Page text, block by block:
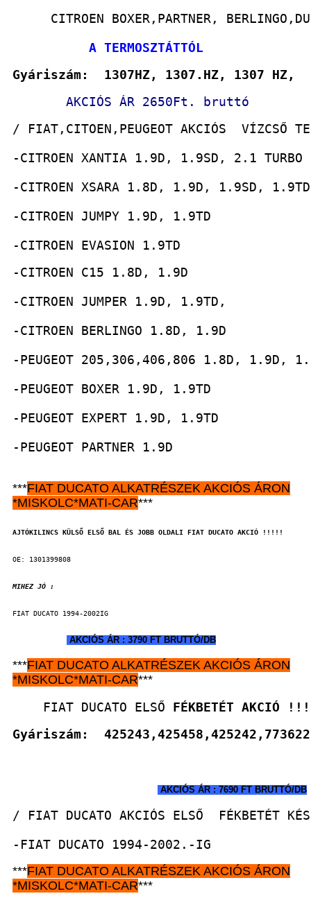
CITROEN BOXER,PARTNER,
          A TERMOSZTÁTTÓL
Gyáriszám:  1307HZ, 1307.HZ, 1307 HZ,
AKCIÓS ÁR 2650Ft. bruttó
/ FIAT,CITOEN,PEUGEOT AKCIÓS  VÍZCSŐ
-CITROEN XANTIA 1.9D, 1.9SD, 2.1
-CITROEN XSARA 1.8D, 1.9D, 1.9SD, 1.9TD
-CITROEN JUMPY 1.9D, 1.9TD
-CITROEN EVASION 1.9TD
-CITROEN C15 1.8D, 1.9D
-CITROEN JUMPER 1.9D, 1.9TD,
-CITROEN BERLINGO 1.8D, 1.9D
-PEUGEOT 205,306,406,806 1.8D, 1.9D,
-PEUGEOT BOXER 1.9D, 1.9TD
-PEUGEOT EXPERT 1.9D, 1.9TD
-PEUGEOT PARTNER 1.9D
***FIAT DUCATO ALKATRÉSZEK AKCIÓS ÁRON
*MISKOLC*MATI-CAR***
AJTÓKILINCS KÜLSŐ ELSŐ BAL ÉS JOBB OLDALI FIAT DUCATO AKCIÓ !!!!!
OE: 1301399808
MIHEZ JÓ :
FIAT DUCATO 1994-2002IG
AKCIÓS ÁR : 3790 FT BRUTTÓ/DB
***FIAT DUCATO ALKATRÉSZEK AKCIÓS ÁRON
*MISKOLC*MATI-CAR***
    FIAT DUCATO ELSŐ
FÉKBETÉT AKCIÓ
Gyáriszám:
AKCIÓS ÁR : 7690 FT BRUTTÓ/DB
/ FIAT DUCATO AKCIÓS ELSŐ  FÉKBETÉT
-FIAT DUCATO 1994-2002.-IG
***FIAT DUCATO ALKATRÉSZEK AKCIÓS ÁRON
*MISKOLC*MATI-CAR***